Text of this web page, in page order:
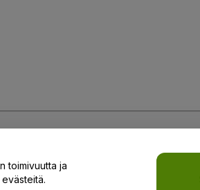
toimivuutta ja